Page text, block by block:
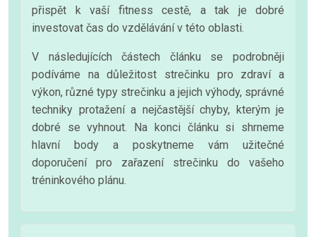
přispět k vaší fitness cestě, a tak je dobré
investovat čas do vzdělávání v této oblasti.
V následujících částech článku se podrobněji
podíváme na důležitost strečinku pro zdraví a
výkon, různé typy strečinku a jejich výhody, správné
techniky protažení a nejčastější chyby, kterým je
dobré se vyhnout. Na konci článku si shrneme
hlavní body a poskytneme vám užitečné
doporučení pro zařazení strečinku do vašeho
tréninkového plánu.